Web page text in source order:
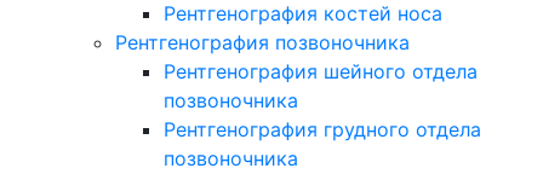
Рентгенография костей носа
Рентгенография позвоночника
Рентгенография шейного отдела
позвоночника
Рентгенография грудного отдела
позвоночника